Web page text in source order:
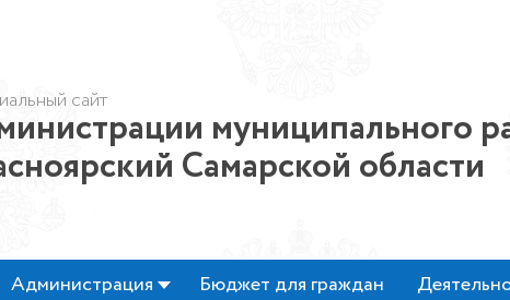
сайт
муниципального
Самарской области
Администрация Бюджет для граждан